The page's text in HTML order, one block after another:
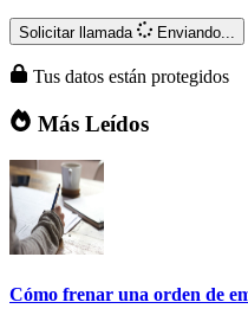
Solicitar llamada Enviando...
Tus datos están protegidos
Más Leídos
Cómo frenar una orden de